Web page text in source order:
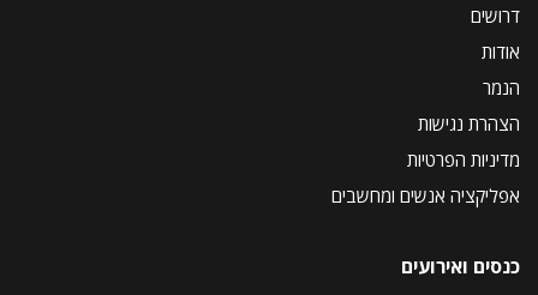
דרושים
אודות
הנמר
הצהרת נגישות
מדיניות הפרטיות
אפליקציה אנשים ומחשבים
כנסים ואירועים